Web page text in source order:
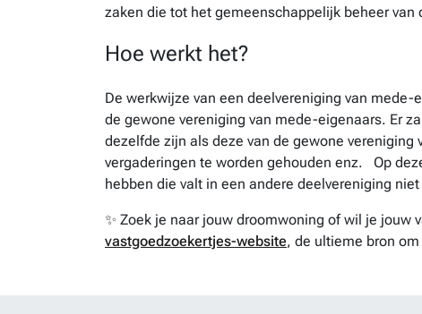
zaken die tot het gemeenschappelijk beheer
Hoe werkt het?
De werkwijze van een deelvereniging van
de gewone vereniging van mede-eigenaars. Er
dezelfde zijn als deze van de gewone
vergaderingen te worden gehouden enz. Op
hebben die valt in een andere deelvereniging
✨ Zoek je naar jouw droomwoning of wil je jouw
vastgoedzoekertjes-website, de ultieme bron